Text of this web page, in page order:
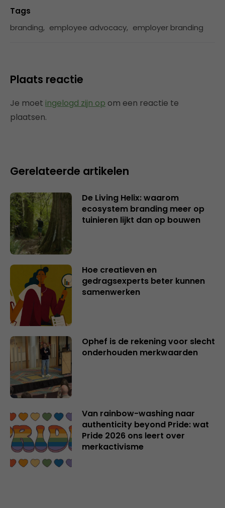
Tags
branding, employee advocacy, employer branding
Plaats reactie
Je moet ingelogd zijn op om een reactie te
plaatsen.
Gerelateerde artikelen
De Living Helix: waarom
ecosystem branding meer op
tuinieren lijkt dan op bouwen
Hoe creatieven en
gedragsexperts beter kunnen
samenwerken
Ophef is de rekening voor slecht
onderhouden merkwaarden
Van rainbow-washing naar
authenticity beyond Pride: wat
Pride 2026 ons leert over
merkactivisme